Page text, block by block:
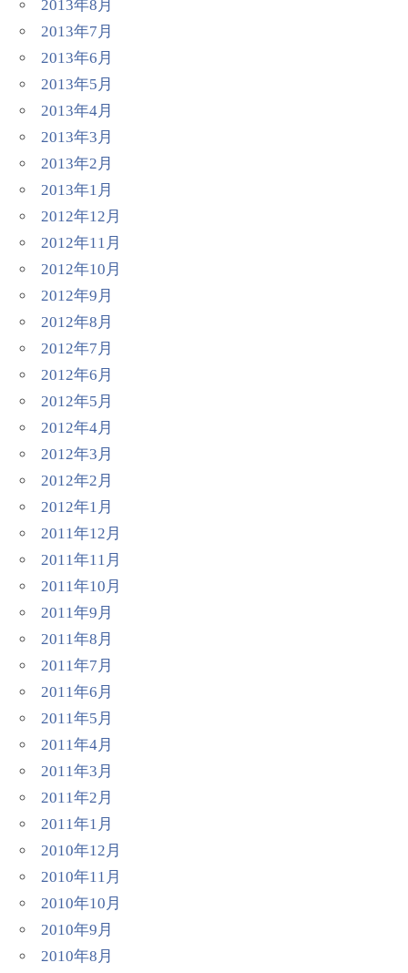
2013年8月
2013年7月
2013年6月
2013年5月
2013年4月
2013年3月
2013年2月
2013年1月
2012年12月
2012年11月
2012年10月
2012年9月
2012年8月
2012年7月
2012年6月
2012年5月
2012年4月
2012年3月
2012年2月
2012年1月
2011年12月
2011年11月
2011年10月
2011年9月
2011年8月
2011年7月
2011年6月
2011年5月
2011年4月
2011年3月
2011年2月
2011年1月
2010年12月
2010年11月
2010年10月
2010年9月
2010年8月